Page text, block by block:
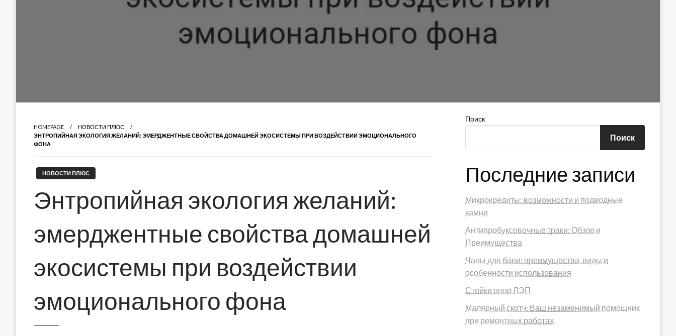
HOMEPAGE
НОВОСТИ ПЛЮС
ЭНТРОПИЙНАЯ ЭКОЛОГИЯ ЖЕЛАНИЙ: ЭМЕРДЖЕНТНЫЕ СВОЙСТВА ДОМАШНЕЙ ЭКОСИСТЕМЫ ПРИ ВОЗДЕЙСТВИИ ЭМОЦИОНАЛЬНОГО
ФОНА
НОВОСТИ ПЛЮС
Энтропийная экология желаний:
эмерджентные свойства домашней
экосистемы при воздействии
эмоционального фона
Поиск
Поиск
Последние записи
Микрокредиты: возможности и подводные
камни
Антипробуксовочные траки: Обзор и
Преимущества
Чаны для бани: преимущества, виды и
особенности использования
Стойки опор ЛЭП
Малярный скотч: Ваш незаменимый помощник
при ремонтных работах